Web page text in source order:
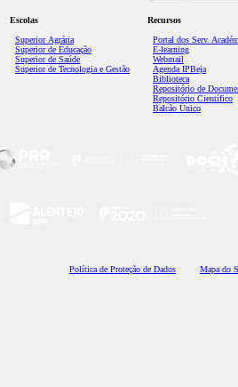
Escolas
Superior Agrária
Superior de Educação
Superior de Saúde
Superior de Tecnologia e Gestão
Recursos
Portal dos Serv.
E-learning
Webmail
Agenda IPBeja
Biblioteca
Repositório de
Repositório Científico
Balcão Único
Política de Proteção de Dados Mapa do